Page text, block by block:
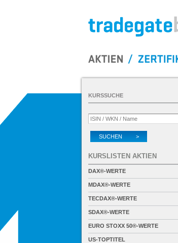
KURSSUCHE
SUCHEN >
KURSLISTEN AKTIEN
DAX®-WERTE
MDAX®-WERTE
TECDAX®-WERTE
SDAX®-WERTE
EURO STOXX 50®-WERTE
US-TOPTITEL